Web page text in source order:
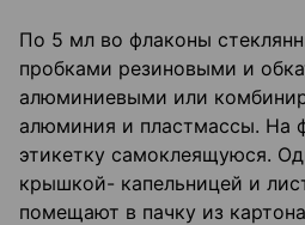
По 5 мл во флаконы
пробками резиновыми и
алюминиевыми или
алюминия и пластмассы. На
этикетку самоклеящуюся.
крышкой- капельницей и
помещают в пачку из